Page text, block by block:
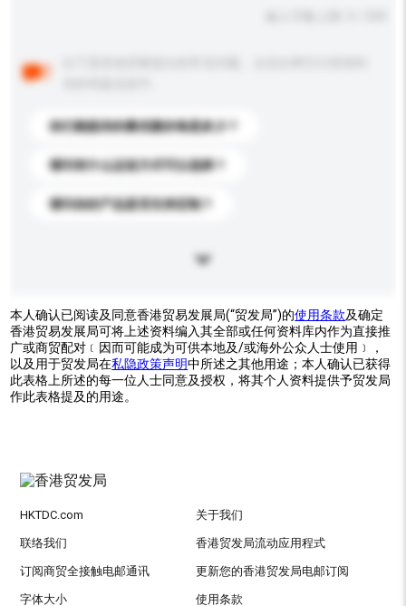
你们能提供的最优惠价格是多少？
请问有什么运送方式可以选择？
请问你的产品是否支持定制？
本人确认已阅读及同意香港贸易发展局(“贸发局”)的使用条款及确定
香港贸易发展局可将上述资料编入其全部或任何资料库内作为直接推
广或商贸配对﹝因而可能成为可供本地及/或海外公众人士使用﹞，
以及用于贸发局在私隐政策声明中所述之其他用途；本人确认已获得
此表格上所述的每一位人士同意及授权，将其个人资料提供予贸发局
作此表格提及的用途。
HKTDC.com 关于我们
联络我们 香港贸发局流动应用程式
订阅商贸全接触电邮通讯 更新您的香港贸发局电邮订阅
字体大小 使用条款